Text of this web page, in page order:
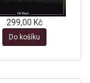
299,00 Kč
Do košíku